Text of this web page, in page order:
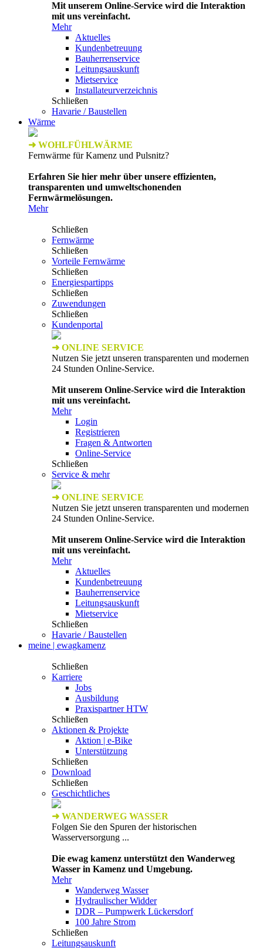
Mit unserem Online-Service wird die Interaktion
mit uns vereinfacht.
Mehr
Aktuelles
Kundenbetreuung
Bauherrenservice
Leitungsauskunft
Mietservice
Installateurverzeichnis
Schließen
Havarie / Baustellen
Wärme
➜ WOHLFÜHLWÄRME
Fernwärme für Kamenz und Pulsnitz?
Erfahren Sie hier mehr über unsere effizienten,
transparenten und umweltschonenden
Fernwärmelösungen.
Mehr
Schließen
Fernwärme
Schließen
Vorteile Fernwärme
Schließen
Energiespartipps
Schließen
Zuwendungen
Schließen
Kundenportal
➜ ONLINE SERVICE
Nutzen Sie jetzt unseren transparenten und modernen
24 Stunden Online-Service.
Mit unserem Online-Service wird die Interaktion
mit uns vereinfacht.
Mehr
Login
Registrieren
Fragen & Antworten
Online-Service
Schließen
Service & mehr
➜ ONLINE SERVICE
Nutzen Sie jetzt unseren transparenten und modernen
24 Stunden Online-Service.
Mit unserem Online-Service wird die Interaktion
mit uns vereinfacht.
Mehr
Aktuelles
Kundenbetreuung
Bauherrenservice
Leitungsauskunft
Mietservice
Schließen
Havarie / Baustellen
meine | ewagkamenz
Schließen
Karriere
Jobs
Ausbildung
Praxispartner HTW
Schließen
Aktionen & Projekte
Aktion | e-Bike
Unterstützung
Schließen
Download
Schließen
Geschichtliches
➜ WANDERWEG WASSER
Folgen Sie den Spuren der historischen
Wasserversorgung ...
Die ewag kamenz unterstützt den Wanderweg
Wasser in Kamenz und Umgebung.
Mehr
Wanderweg Wasser
Hydraulischer Widder
DDR – Pumpwerk Lückersdorf
100 Jahre Strom
Schließen
Leitungsauskunft